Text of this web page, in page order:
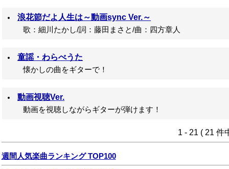
浪花節だよ人生は～動画sync Ver.～
歌：細川たかし/詞：藤田まさと/曲：四方章人
童謡・わらべうた
懐かしの曲をギターで！
動画視聴Ver.
動画を視聴しながらギターが弾けます！
1 - 21 ( 21
週間人気楽曲ランキング TOP100